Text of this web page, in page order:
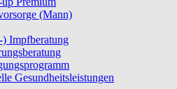
(Mann)
Impfberatung
Gesundheitsleistungen